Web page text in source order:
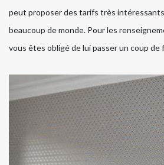
peut proposer des tarifs très
beaucoup de monde. Pour les
vous êtes obligé de lui passer un coup de